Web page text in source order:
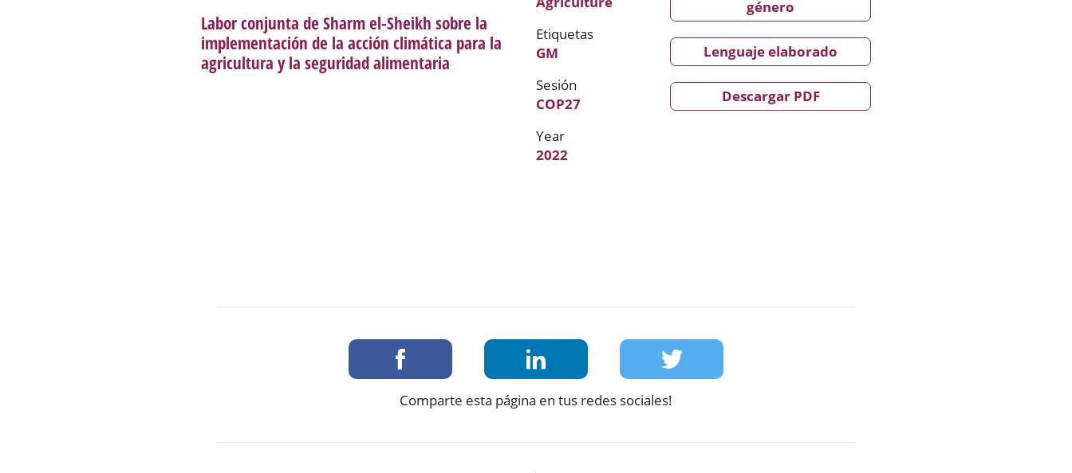
Labor conjunta de Sharm el-Sheikh sobre la
implementación de la acción climática para la
agricultura y la seguridad alimentaria
Etiquetas
GM
Sesión
COP27
Year
2022
género
Lenguaje elaborado
Descargar PDF
Comparte esta página en tus redes sociales!